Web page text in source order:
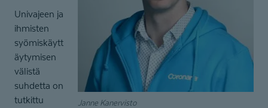
Janne Kanervisto
Univajeen ja
ihmisten
syömiskäytt
äytymisen
välistä
suhdetta on
tutkittu